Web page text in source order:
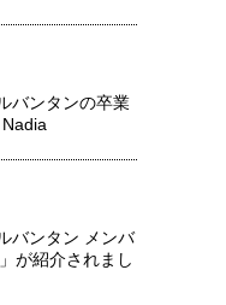
バンタンの卒業
バンタン メンバ
が紹介されまし